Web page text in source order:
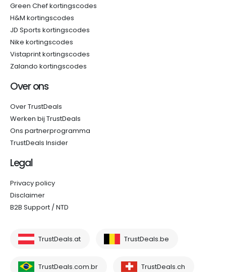
Green Chef kortingscodes
H&M kortingscodes
JD Sports kortingscodes
Nike kortingscodes
Vistaprint kortingscodes
Zalando kortingscodes
Over ons
Over TrustDeals
Werken bij TrustDeals
Ons partnerprogramma
TrustDeals Insider
Legal
Privacy policy
Disclaimer
B2B Support / NTD
TrustDeals.at TrustDeals.be
TrustDeals.com.br TrustDeals.ch